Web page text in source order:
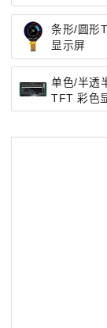
条形/圆形
显示屏
单色/半透
TFT 彩色